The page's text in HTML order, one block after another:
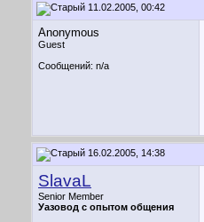
11.02.2005, 00:42
Anonymous
Guest
Сообщений: n/a
16.02.2005, 14:38
SlavaL
Senior Member
Уазовод с опытом общения